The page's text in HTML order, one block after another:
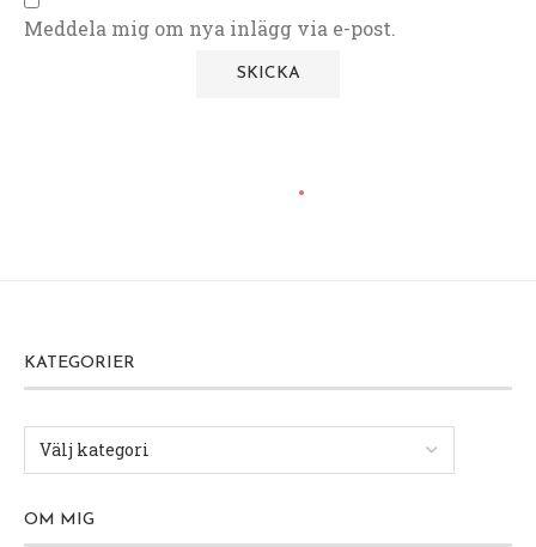
Meddela mig om nya inlägg via e-post.
KATEGORIER
OM MIG